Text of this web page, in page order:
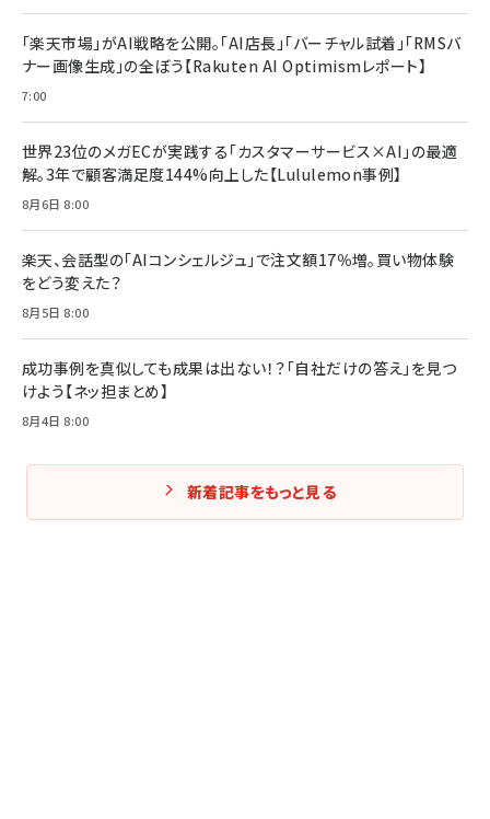
「楽天市場」がAI戦略を公開。「AI店長」「バーチャル試着」「RMSバ
ナー画像生成」の全ぼう【Rakuten AI Optimismレポート】
7:00
世界23位のメガECが実践する「カスタマーサービス×AI」の最適
解。3年で顧客満足度144%向上した【Lululemon事例】
8月6日 8:00
楽天、会話型の「AIコンシェルジュ」で注文額17％増。買い物体験
をどう変えた？
8月5日 8:00
成功事例を真似しても成果は出ない！？「自社だけの答え」を見つ
けよう【ネッ担まとめ】
8月4日 8:00
新着記事をもっと見る